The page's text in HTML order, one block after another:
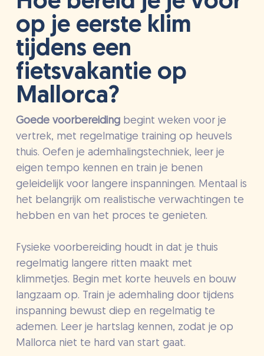
op je eerste klim
tijdens een
fietsvakantie op
Mallorca?
Goede voorbereidingbegint weken voor je
vertrek, met regelmatige training op heuvels
thuis. Oefen je ademhalingstechniek, leer je
eigen tempo kennen en train je benen
geleidelijk voor langere inspanningen. Mentaal is
het belangrijk om realistische verwachtingen te
hebben en van het proces te genieten.
Fysieke voorbereiding houdt in dat je thuis
regelmatig langere ritten maakt met
klimmetjes. Begin met korte heuvels en bouw
langzaam op. Train je ademhaling door tijdens
inspanning bewust diep en regelmatig te
ademen. Leer je hartslag kennen, zodat je op
Mallorca niet te hard van start gaat.